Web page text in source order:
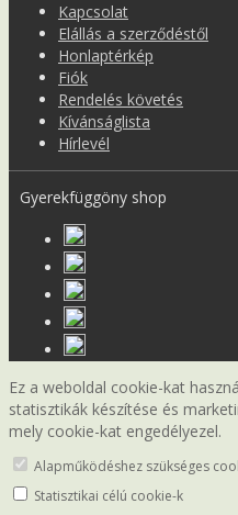
Kapcsolat
Elállás a szerződéstől
Honlaptérkép
Fiók
Rendelés követés
Kívánságlista
Hírlevél
Gyerekfüggöny shop
Ez a weboldal cookie-kat
statisztikák készítése és
mely cookie-kat engedélyezel.
Alapműködéshez szükséges
Statisztikai célú cookie-k